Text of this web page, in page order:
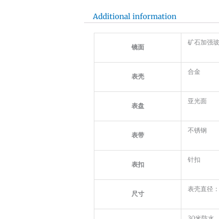
Additional information
镜面
矿石加强
表壳
合金
表盘
亚光面
表带
不锈钢
表扣
针扣
尺寸
表壳直径